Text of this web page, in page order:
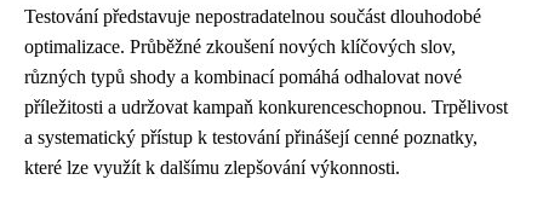
Testování představuje nepostradatelnou součást dlouhodobé
optimalizace. Průběžné zkoušení nových klíčových slov,
různých typů shody a kombinací pomáhá odhalovat nové
příležitosti a udržovat kampaň konkurenceschopnou. Trpělivost
a systematický přístup k testování přinášejí cenné poznatky,
které lze využít k dalšímu zlepšování výkonnosti.